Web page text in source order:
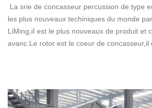
La srie de concasseur percussion de type
les plus nouveaux techiniques du monde
LiMing,iI est le plus nouveaux de produit et
avanc.Le rotor est le coeur de concasseur,il